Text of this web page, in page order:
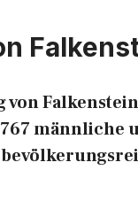
von
männliche